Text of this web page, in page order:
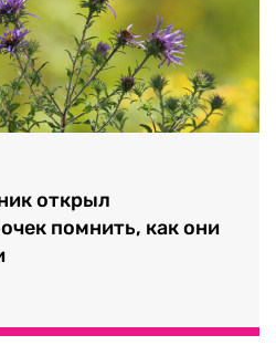
открыл
помнить, как они